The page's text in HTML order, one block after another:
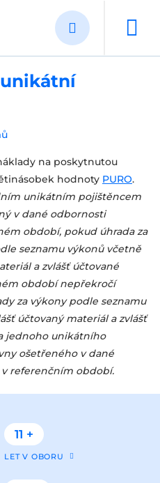
unikátní
na poskytnutou
hodnoty PURO.
unikátním pojištěncem
v dané odbornosti
období, pokud úhrada za
seznamu výkonů včetně
a zvlášť účtované
období nepřekročí
za výkony podle seznamu
účtovaný materiál a zvlášť
jednoho unikátního
ošetřeného v dané
referenčním období.
11 +
LET V OBORU